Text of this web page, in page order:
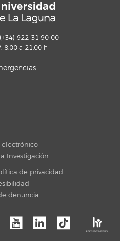
922 31 90 00
8:00 a 21:00 h
electrónico
Investigación
de privacidad
denuncia